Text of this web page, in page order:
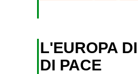
L'EUROPA
DI PACE